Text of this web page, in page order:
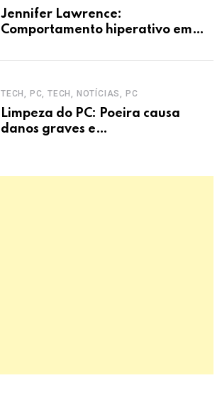
Jennifer Lawrence:
Comportamento hiperativo em
defesa.
TECH, PC, TECH, NOTÍCIAS, PC
Limpeza do PC: Poeira causa
danos graves e